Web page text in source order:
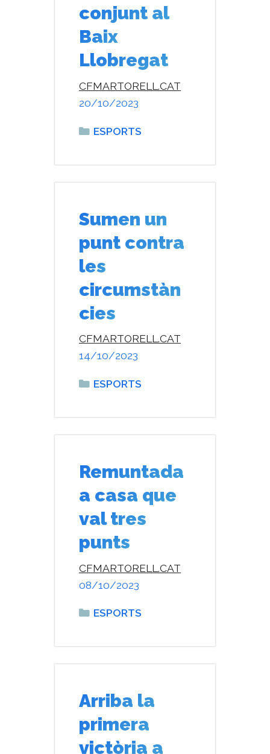
conjunt al
Baix
Llobregat
20/10/2023
CFMARTORELL.CAT
Categories
ESPORTS
Sumen un
punt contra
les
circumstàn
cies
14/10/2023
CFMARTORELL.CAT
Categories
ESPORTS
Remuntada
a casa que
val tres
punts
08/10/2023
CFMARTORELL.CAT
Categories
ESPORTS
Arriba la
primera
victòria a